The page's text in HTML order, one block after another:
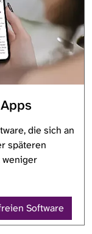
die sich an
späteren
weniger
Software